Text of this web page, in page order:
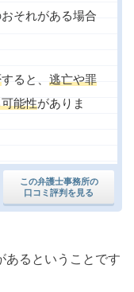
この弁護士事務所の
口コミ評判を見る
それがある場合
すると、 逃亡や罪
能性がありま
あるということです